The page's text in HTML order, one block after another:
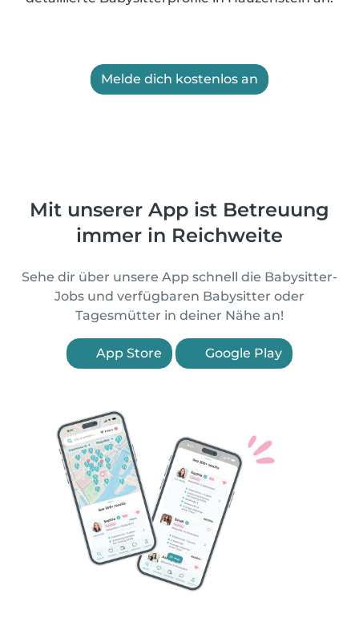
Melde dich kostenlos an
Mit unserer App ist Betreuung
immer in Reichweite
Sehe dir über unsere App schnell die Babysitter-
Jobs und verfügbaren Babysitter oder
Tagesmütter in deiner Nähe an!
App Store Google Play